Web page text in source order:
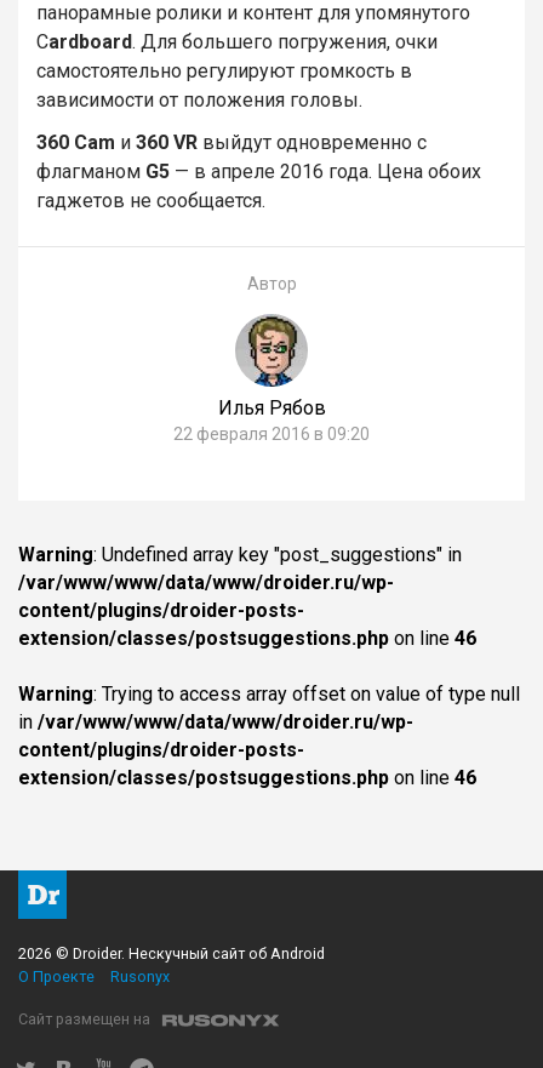
панорамные ролики и контент для упомянутого
Cardboard. Для большего погружения, очки
самостоятельно регулируют громкость в
зависимости от положения головы.
360 Cam и 360 VR выйдут одновременно с
флагманом G5 — в апреле 2016 года. Цена обоих
гаджетов не сообщается.
Автор
Илья Рябов
22 февраля 2016 в 09:20
Warning: Undefined array key "post_suggestions" in
/var/www/www/data/www/droider.ru/wp-
content/plugins/droider-posts-
extension/classes/postsuggestions.php on line 46
Warning: Trying to access array offset on value of type null
in /var/www/www/data/www/droider.ru/wp-
content/plugins/droider-posts-
extension/classes/postsuggestions.php on line 46
2026 © Droider. Нескучный сайт об Android
О Проекте
Rusonyx
Сайт размещен на